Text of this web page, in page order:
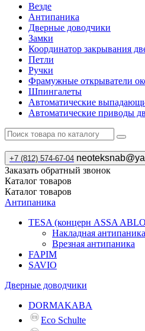
Везде
Антипаника
Дверные доводчики
Замки
Координатор закрывания
Петли
Ручки
Фрамужные открыватели
Шпингалеты
Автоматические
Автоматические приводы
+7 (812) 574-67-04
Заказать обратный звонок
Каталог товаров
Каталог товаров
Антипаника
TESA (концерн ASSA
Накладная антипаника
Врезная антипаника
FAPIM
SAVIO
Дверные доводчики
DORMAKABA
Eco Schulte